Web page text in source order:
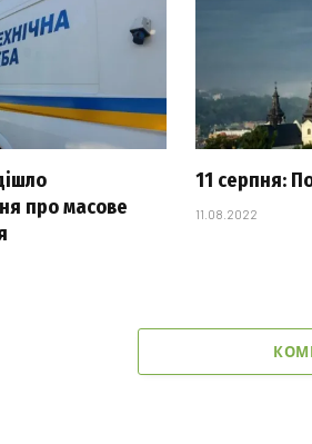
про масове
11 серпня:
11.08.2022